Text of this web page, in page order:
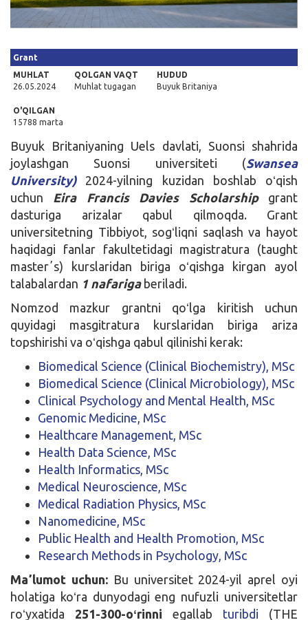
Grant
MUHLAT
26.05.2024
QOLGAN VAQT
Muhlat tugagan
HUDUD
Buyuk Britaniya
O'QILGAN
15788 marta
Buyuk Britaniyaning Uels davlati, Suonsi shahrida
joylashgan Suonsi universiteti (Swansea
University)2024-yilning kuzidan boshlab oʻqish
uchun Eira Francis Davies Scholarship grant
dasturiga arizalar qabul qilmoqda. Grant
universitetning Tibbiyot, sogʻliqni saqlash va hayot
haqidagi fanlar fakultetidagi magistratura (taught
masterʼs) kurslaridan biriga oʻqishga kirgan ayol
talabalardan 1 nafarigaberiladi.
Nomzod mazkur grantni qoʻlga kiritish uchun
quyidagi masgitratura kurslaridan biriga ariza
topshirishi va oʻqishga qabul qilinishi kerak:
Biomedical Science (Clinical Biochemistry), MSc
Biomedical Science (Clinical Microbiology), MSc
Clinical Psychology and Mental Health, MSc
Genomic Medicine, MSc
Healthcare Management, MSc
Health Data Science, MSc
Health Informatics, MSc
Medical Neuroscience, MSc
Medical Radiation Physics, MSc
Nanomedicine, MSc
Public Health and Health Promotion, MSc
Research Methods in Psychology, MSc
Maʼlumot uchun:Bu universitet 2024-yil aprel oyi
holatiga koʻra dunyodagi eng nufuzli universitetlar
roʻyxatida 251-300-oʻrinni egallab turibdi (THE